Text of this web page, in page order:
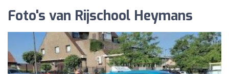
Foto's van Rijschool Heymans